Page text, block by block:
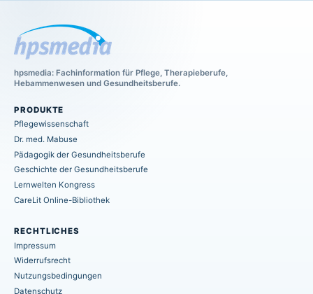
hpsmedia: Fachinformation für Pflege, Therapieberufe,
Hebammenwesen und Gesundheitsberufe.
PRODUKTE
Pflegewissenschaft
Dr. med. Mabuse
Pädagogik der Gesundheitsberufe
Geschichte der Gesundheitsberufe
Lernwelten Kongress
CareLit Online-Bibliothek
RECHTLICHES
Impressum
Widerrufsrecht
Nutzungsbedingungen
Datenschutz